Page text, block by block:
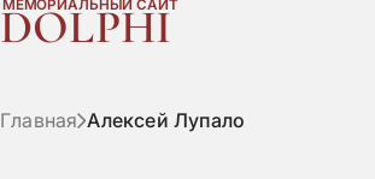
DOLPHI
МЕМОРИАЛЬНЫЙ САЙТ
Главная Алексей Лупало